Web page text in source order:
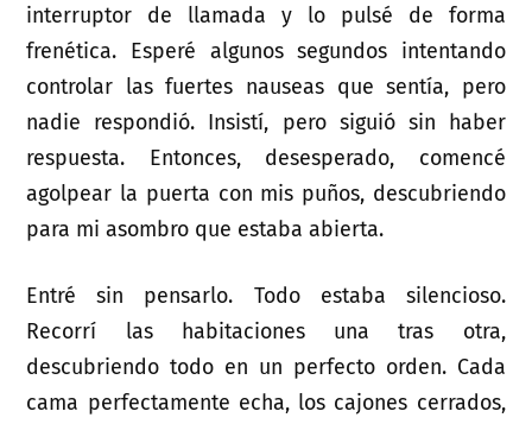
interruptor de llamada y lo pulsé de forma
frenética. Esperé algunos segundos intentando
controlar las fuertes nauseas que sentía, pero
nadie respondió. Insistí, pero siguió sin haber
respuesta. Entonces, desesperado, comencé
agolpear la puerta con mis puños, descubriendo
para mi asombro que estaba abierta.
Entré sin pensarlo. Todo estaba silencioso.
Recorrí las habitaciones una tras otra,
descubriendo todo en un perfecto orden. Cada
cama perfectamente echa, los cajones cerrados,